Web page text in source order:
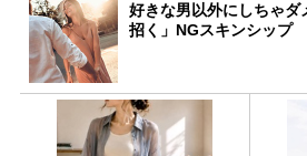
好きな男以外にしちゃダ
招く」NGスキンシップ